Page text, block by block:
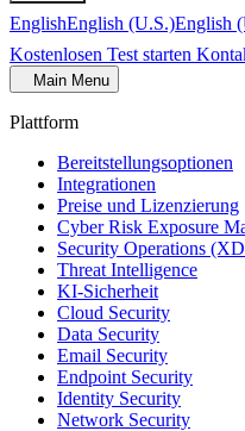
EnglishEnglish (U.S.)English
Kostenlosen Test starten
Main Menu
Plattform
Bereitstellungsoptionen
Integrationen
Preise und Lizenzierung
Cyber Risk Exposure
Security Operations
Threat Intelligence
KI-Sicherheit
Cloud Security
Data Security
Email Security
Endpoint Security
Identity Security
Network Security